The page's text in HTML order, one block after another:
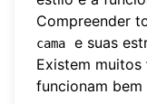
Compreender
cama
e suas
Existem muitos
funcionam